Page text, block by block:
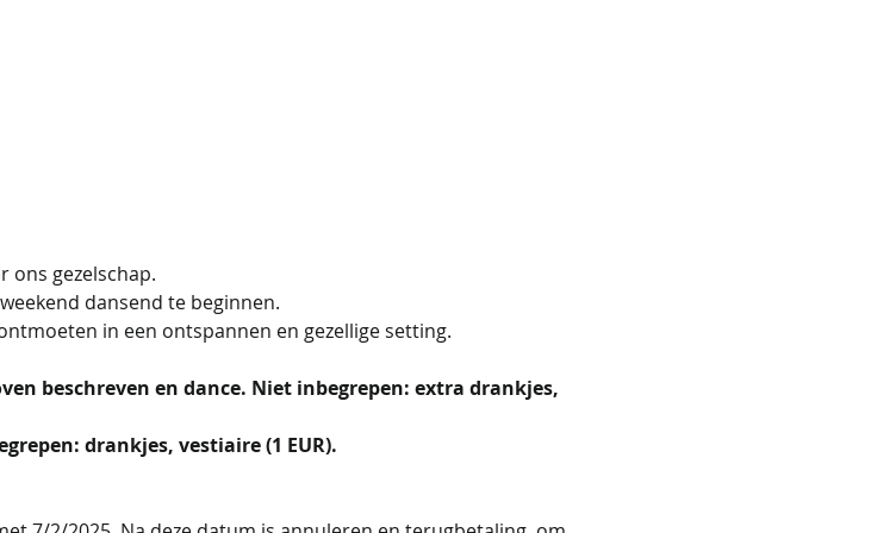
ons gezelschap.
dansend te beginnen.
in een ontspannen en gezellige setting.
beschreven en dance. Niet inbegrepen: extra drankjes,
drankjes, vestiaire (1 EUR).